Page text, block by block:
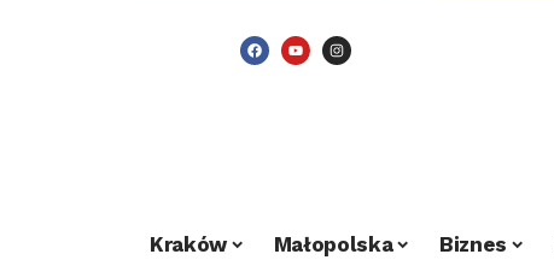
Kraków Małopolska Biznes